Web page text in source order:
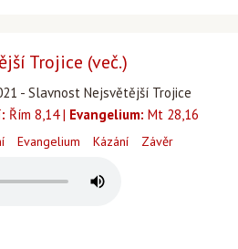
Trojice (več.)
- Slavnost Nejsvětější Trojice
Řím 8,14 | Evangelium: Mt 28,16
Evangelium Kázání Závěr